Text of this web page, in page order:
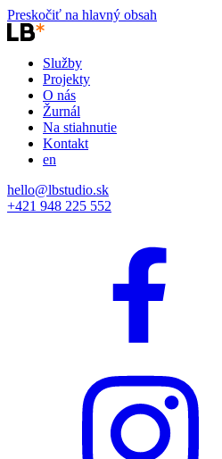
Preskočiť na hlavný obsah
Služby
Projekty
O nás
Žurnál
Na stiahnutie
Kontakt
en
hello@lbstudio.sk
+421 948 225 552